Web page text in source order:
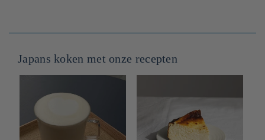
Japans koken met onze recepten